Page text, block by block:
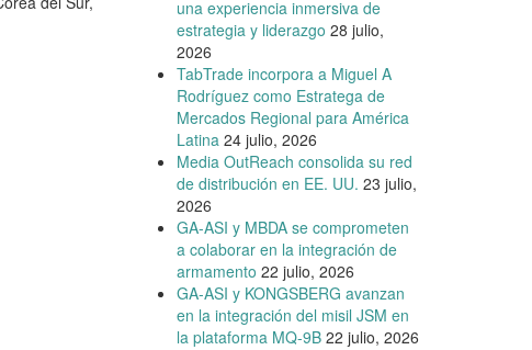
una experiencia inmersiva de
estrategia y liderazgo 28 julio,
2026
TabTrade incorpora a Miguel A
Rodríguez como Estratega de
Mercados Regional para América
Latina 24 julio, 2026
Media OutReach consolida su red
de distribución en EE. UU. 23 julio,
2026
GA-ASI y MBDA se comprometen
a colaborar en la integración de
armamento 22 julio, 2026
GA-ASI y KONGSBERG avanzan
en la integración del misil JSM en
la plataforma MQ-9B 22 julio, 2026